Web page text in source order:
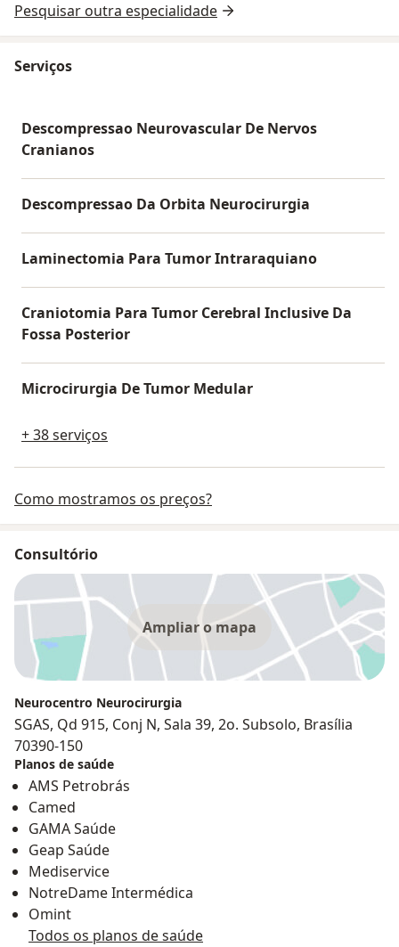
Pesquisar outra especialidade
Serviços
Descompressao Neurovascular De Nervos
Cranianos
Descompressao Da Orbita Neurocirurgia
Laminectomia Para Tumor Intraraquiano
Craniotomia Para Tumor Cerebral Inclusive Da
Fossa Posterior
Microcirurgia De Tumor Medular
+ 38 serviços
Como mostramos os preços?
Consultório
Ampliar o mapa
Neurocentro Neurocirurgia
SGAS, Qd 915, Conj N, Sala 39, 2o. Subsolo, Brasília
70390-150
Planos de saúde
AMS Petrobrás
Camed
GAMA Saúde
Geap Saúde
Mediservice
NotreDame Intermédica
Omint
Todos os planos de saúde